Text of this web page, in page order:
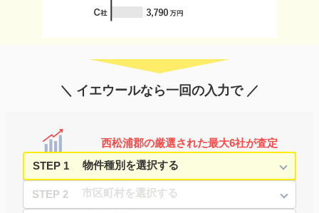
＼ イエウールなら一回の入力で ／
西松浦郡の厳選された最大6社が査定
STEP 1
STEP 2